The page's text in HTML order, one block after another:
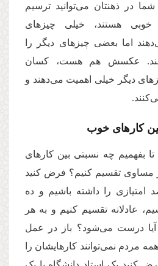
در ذهنتان می‌توانید ترسیم
خوبی هستند، خیلی چیزهای
اما بعضی چیزهای دیگر را
عکسش هم هست، کسان
دیگر خیلی اهمیت می‌دهند و
کارهای خوب
تا بفهمیم چه نسبتی بین کارهای
تقسیم کنیم؟ فرض کنید
امتیازی را داشته باشیم و ده
عادلانه تقسیم کنیم و به هر
آیا درست می‌شود؟ باز در عمل
مردم نمی‌توانند کارهایشان را